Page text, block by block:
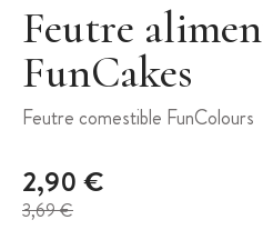
Feutre
FunCakes
Feutre comestible FunColours
2,90 €
3,69 €